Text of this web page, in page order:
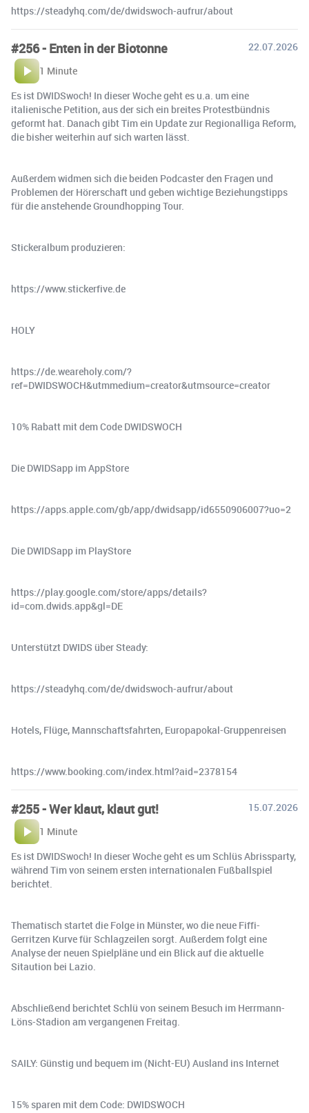
https://steadyhq.com/de/dwidswoch-aufrur/about
#256 - Enten in der Biotonne
22.07.2026
1 Minute
Es ist DWIDSwoch! In dieser Woche geht es u.a. um eine
italienische Petition, aus der sich ein breites Protestbündnis
geformt hat. Danach gibt Tim ein Update zur Regionalliga Reform,
die bisher weiterhin auf sich warten lässt.
Außerdem widmen sich die beiden Podcaster den Fragen und
Problemen der Hörerschaft und geben wichtige Beziehungstipps
für die anstehende Groundhopping Tour.
Stickeralbum produzieren:
https://www.stickerfive.de
HOLY
https://de.weareholy.com/?
ref=DWIDSWOCH&utmmedium=creator&utmsource=creator
10% Rabatt mit dem Code DWIDSWOCH
Die DWIDSapp im AppStore
https://apps.apple.com/gb/app/dwidsapp/id6550906007?uo=2
Die DWIDSapp im PlayStore
https://play.google.com/store/apps/details?
id=com.dwids.app&gl=DE
Unterstützt DWIDS über Steady:
https://steadyhq.com/de/dwidswoch-aufrur/about
Hotels, Flüge, Mannschaftsfahrten, Europapokal-Gruppenreisen
https://www.booking.com/index.html?aid=2378154
#255 - Wer klaut, klaut gut!
15.07.2026
1 Minute
Es ist DWIDSwoch! In dieser Woche geht es um Schlüs Abrissparty,
während Tim von seinem ersten internationalen Fußballspiel
berichtet.
Thematisch startet die Folge in Münster, wo die neue Fiffi-
Gerritzen Kurve für Schlagzeilen sorgt. Außerdem folgt eine
Analyse der neuen Spielpläne und ein Blick auf die aktuelle
Sitaution bei Lazio.
Abschließend berichtet Schlü von seinem Besuch im Herrmann-
Löns-Stadion am vergangenen Freitag.
SAILY: Günstig und bequem im (Nicht-EU) Ausland ins Internet
15% sparen mit dem Code: DWIDSWOCH